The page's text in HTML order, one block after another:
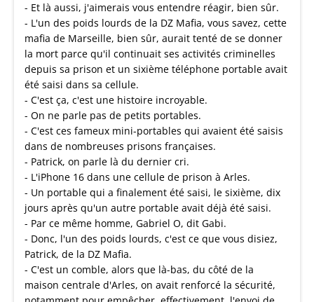
- Et là aussi, j'aimerais vous entendre réagir, bien sûr.
- L'un des poids lourds de la DZ Mafia, vous savez, cette
mafia de Marseille, bien sûr, aurait tenté de se donner
la mort parce qu'il continuait ses activités criminelles
depuis sa prison et un sixième téléphone portable avait
été saisi dans sa cellule.
- C'est ça, c'est une histoire incroyable.
- On ne parle pas de petits portables.
- C'est ces fameux mini-portables qui avaient été saisis
dans de nombreuses prisons françaises.
- Patrick, on parle là du dernier cri.
- L'iPhone 16 dans une cellule de prison à Arles.
- Un portable qui a finalement été saisi, le sixième, dix
jours après qu'un autre portable avait déjà été saisi.
- Par ce même homme, Gabriel O, dit Gabi.
- Donc, l'un des poids lourds, c'est ce que vous disiez,
Patrick, de la DZ Mafia.
- C'est un comble, alors que là-bas, du côté de la
maison centrale d'Arles, on avait renforcé la sécurité,